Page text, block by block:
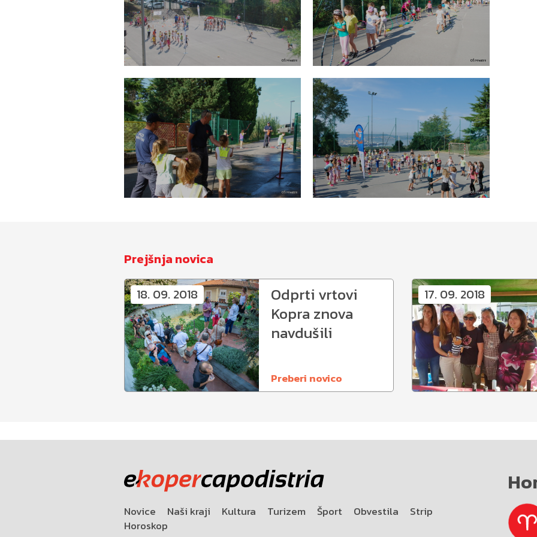
Prejšnja novica
18. 09. 2018
Odprti vrtovi
Kopra znova
navdušili
Preberi novico
17. 09. 2018
Novice Naši kraji Kultura Turizem Šport Obvestila
Strip
Horoskop